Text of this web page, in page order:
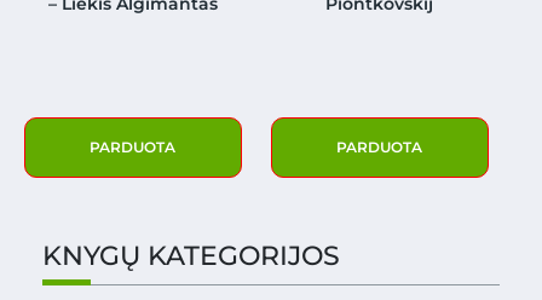
PARDUOTA PARDUOTA
KNYGŲ KATEGORIJOS